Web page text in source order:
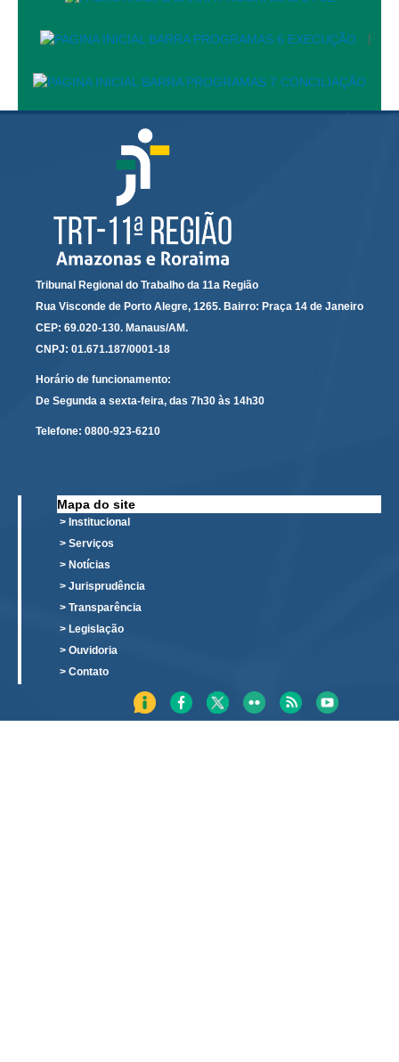
|
Tribunal Regional do Trabalho da 11a Região
Rua Visconde de Porto Alegre, 1265. Bairro: Praça 14 de Janeiro
CEP: 69.020-130. Manaus/AM.
CNPJ: 01.671.187/0001-18
Horário de funcionamento:
De Segunda a sexta-feira, das 7h30 às 14h30
Telefone: 0800-923-6210
Mapa do site
> Institucional
> Serviços
> Notícias
> Jurisprudência
> Transparência
> Legislação
> Ouvidoria
> Contato